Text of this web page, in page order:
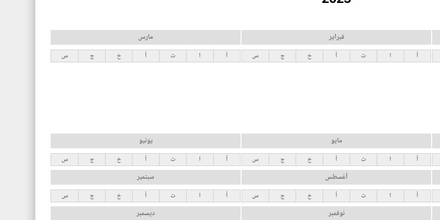
فبراير
أ ا ث أ خ ج س
مارس
أ ا ث أ خ ج س
مايو
أ ا ث أ خ ج س
يونيو
أ ا ث أ خ ج س
أغسطس
أ ا ث أ خ ج س
سبتمبر
أ ا ث أ خ ج س
نوفمبر ديسمبر